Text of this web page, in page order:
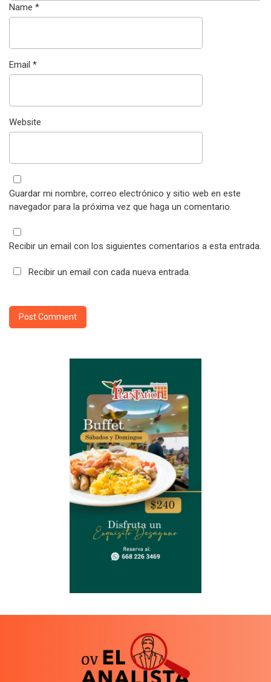
Name *
Email *
Website
Guardar mi nombre, correo electrónico y sitio web en este
navegador para la próxima vez que haga un comentario.
Recibir un email con los siguientes comentarios a esta entrada.
Recibir un email con cada nueva entrada.